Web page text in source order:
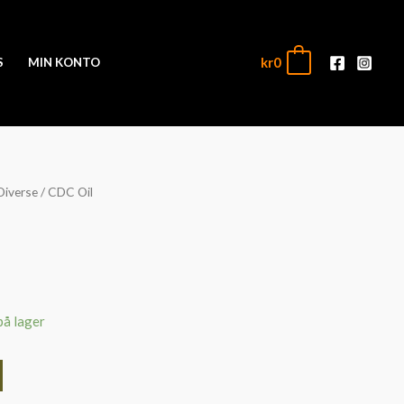
MIN KONTO kr0
/ CDC Oil
lager